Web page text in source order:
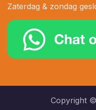
Zaterdag & zondag
Copyright